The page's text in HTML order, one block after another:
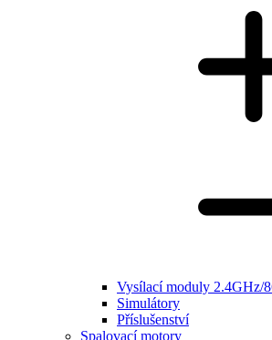
Vysílací moduly 2.4GHz/
Simulátory
Příslušenství
Spalovací motory